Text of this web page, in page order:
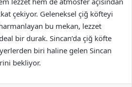
çekiyor. Geleneksel çiğ köfteyi
bu mekan, lezzet
bir durak. Sincan’da çiğ köfte
biri haline gelen Sincan
bekliyor.